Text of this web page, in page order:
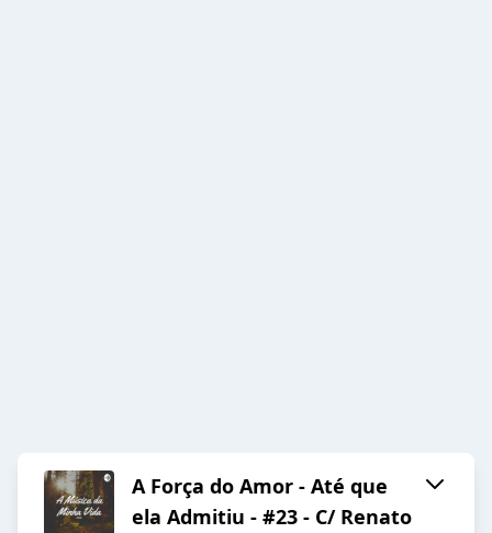
A Força do Amor - Até que
ela Admitiu - #23 - C/ Renato